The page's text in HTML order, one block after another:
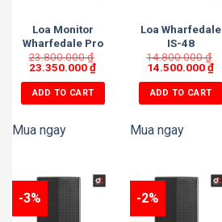
Loa Monitor
Wharfedale Pro
DELTA X12M
23.800.000₫
23.350.000₫
ADD TO CART
Mua ngay
Loa Wharfedale
IS-48
14.800.000₫
14.500.000₫
ADD TO CART
Mua ngay
-3% -2%